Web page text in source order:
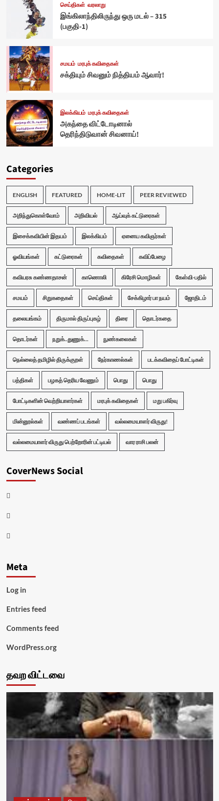
செய்திகள் வரலாறு
இங்கிலாந்திலிருந்து ஒரு மடல் – 315
(பகுதி-1)
சமயம் மரபுக் கவிதைகள்
சக்தியும் சிவனும் நித்தியம் ஆவார்!
இலக்கியம் மரபுக் கவிதைகள்
அகந்தை விட்டோடினால்
தெரிந்திடுவான் சிவனாய்!
Categories
ENGLISH FEATURED HOME-LIT PEER REVIEWED
அறிந்துகொள்வோம் அறிவியல் ஆய்வுக் கட்டுரைகள்
இசைக்கவியின் இதயம் இலக்கியம் ஏனைய கவிஞர்கள்
ஓவியங்கள் கட்டுரைகள் கவிதைகள் கவிப்பேழை
கவியரசு கண்ணதாசன் காணொலி கிரேசி மொழிகள் கேள்வி-பதில்
சமயம் சிறுகதைகள் செய்திகள் சேக்கிழார் பா நயம் ஜோதிடம்
தலையங்கம் திருமால் திருப்புகழ் திரை தொடர்கதை
தொடர்கள் நறுக்..துணுக்... நுண்கலைகள்
நெல்லைத் தமிழில் திருக்குறள் நேர்காணல்கள் படக்கவிதைப் போட்டிகள்
பத்திகள் பழகத் தெரிய வேணும் பொது பொது
போட்டிகளின் வெற்றியாளர்கள் மரபுக் கவிதைகள் மறு பகிர்வு
மின்னூல்கள் வண்ணப் படங்கள் வல்லமையாளர் விருது!
வல்லமையாளர் விருது பெற்றோரின் பட்டியல் வார ராசி பலன்
CoverNews Social
Facebook
Twitter
Youtube
Meta
Log in
Entries feed
Comments feed
WordPress.org
தவற விட்டவை